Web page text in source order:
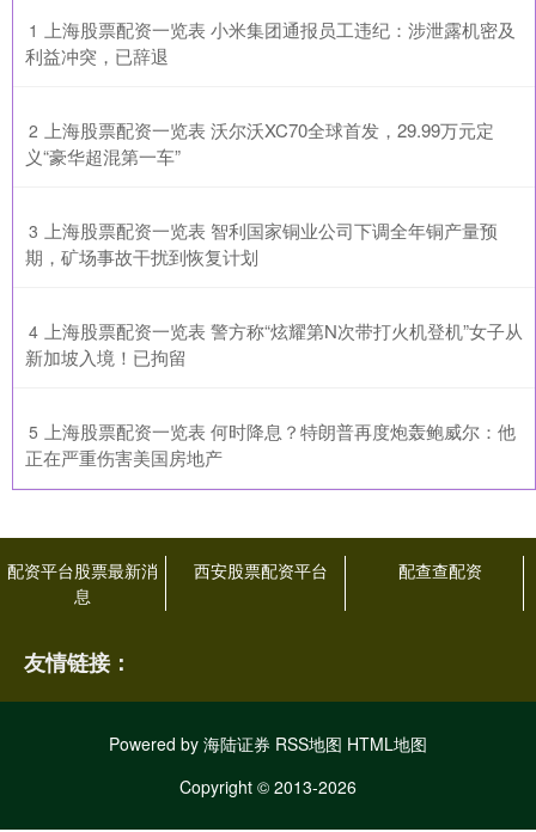
1
​上海股票配资一览表 小米集团通报员工违纪：涉泄露机密及
利益冲突，已辞退
2 ​上海股票配资一览表 沃尔沃XC70全球首发，29.99万元定
义“豪华超混第一车”
3 ​上海股票配资一览表 智利国家铜业公司下调全年铜产量预
期，矿场事故干扰到恢复计划
4 ​上海股票配资一览表 警方称“炫耀第N次带打火机登机”女子从
新加坡入境！已拘留
5 ​上海股票配资一览表 何时降息？特朗普再度炮轰鲍威尔：他
正在严重伤害美国房地产
配资平台股票最新消
息
西安股票配资平台 配查查配资
友情链接：
Powered by 海陆证券 RSS地图 HTML地图
Copyright © 2013-2026